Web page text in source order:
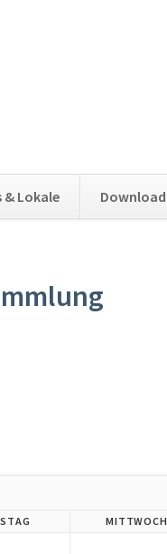
& Lokale Download
MITTWOCH